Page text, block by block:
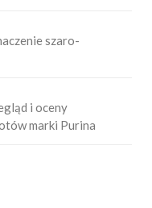
szaro-
i oceny
marki Purina